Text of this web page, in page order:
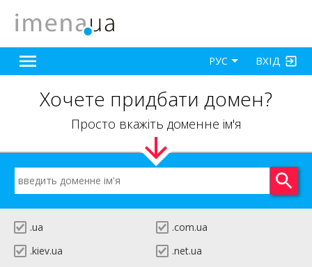
ВХІД
РУС
Хочете придбати домен?
Просто вкажіть доменне ім'я
.ua
.com.ua
.kiev.ua
.net.ua